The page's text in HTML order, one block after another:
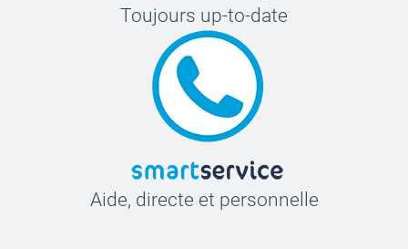
Toujours up-to-date
Aide, directe et personnelle